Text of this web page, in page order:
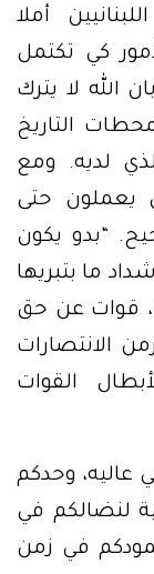
أملا
كي تكتمل
الله لا يترك
التاريخ
لديه. ومع
يعملون حتى
“بدو يكون
ما بتبريها
قوات عن حق
الانتصارات
القوات
عاليه، وحدكم
لنضالكم في
في زمن